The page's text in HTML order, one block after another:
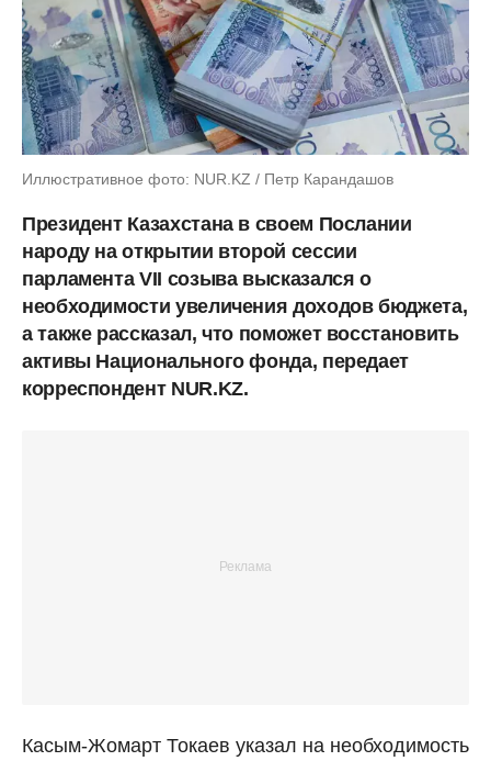
Иллюстративное фото: NUR.KZ / Петр Карандашов
Президент Казахстана в своем Послании
народу на открытии второй сессии
парламента VII созыва высказался о
необходимости увеличения доходов бюджета,
а также рассказал, что поможет восстановить
активы Национального фонда, передает
корреспондент NUR.KZ.
Касым-Жомарт Токаев указал на необходимость